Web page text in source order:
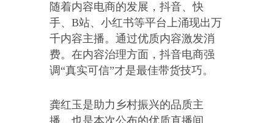
随着内容电商的发展，抖音、快
手、B站、小红书等平台上涌现出万
千内容主播。通过优质内容激发消
费。在内容治理方面，抖音电商强
调“真实可信”才是最佳带货技巧。
龚红玉是助力乡村振兴的品质主